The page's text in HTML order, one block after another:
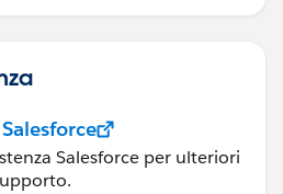
Salesforce per ulteriori